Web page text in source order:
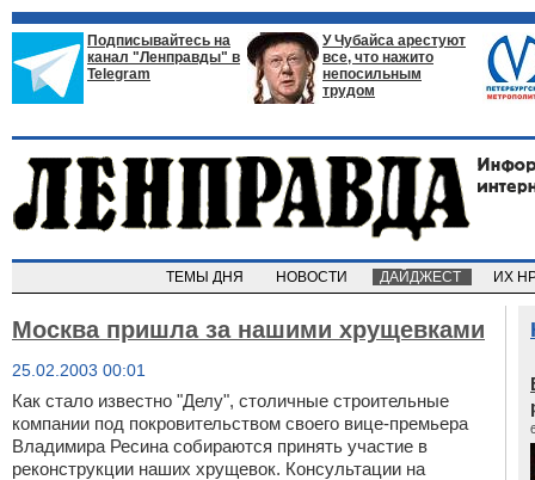
Подписывайтесь на
канал "Ленправды" в
Telegram
У Чубайса арестуют
все, что нажито
непосильным
трудом
ТЕМЫ ДНЯ НОВОСТИ ДАЙДЖЕСТ ИХ
Москва пришла за нашими хрущевками
25.02.2003 00:01
Как стало известно "Делу", столичные строительные
компании под покровительством своего вице-премьера
Владимира Ресина собираются принять участие в
реконструкции наших хрущевок. Консультации на